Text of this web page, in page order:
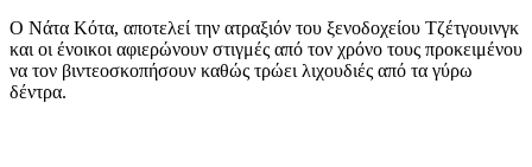
Ο Νάτα Κότα, αποτελεί την ατραξιόν του ξενοδοχείου Τζέτγουινγκ
και οι ένοικοι αφιερώνουν στιγμές από τον χρόνο τους προκειμένου
να τον βιντεοσκοπήσουν καθώς τρώει λιχουδιές από τα γύρω
δέντρα.